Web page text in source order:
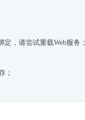
，请尝试重载Web服务；
；